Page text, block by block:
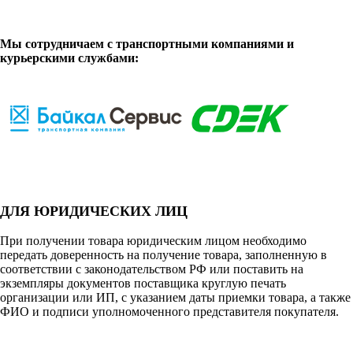
Мы сотрудничаем с транспортными компаниями и
курьерскими службами:
ДЛЯ ЮРИДИЧЕСКИХ ЛИЦ
При получении товара юридическим лицом необходимо
передать доверенность на получение товара, заполненную в
соответствии с законодательством РФ или поставить на
экземпляры документов поставщика круглую печать
организации или ИП, с указанием даты приемки товара, а также
ФИО и подписи уполномоченного представителя покупателя.